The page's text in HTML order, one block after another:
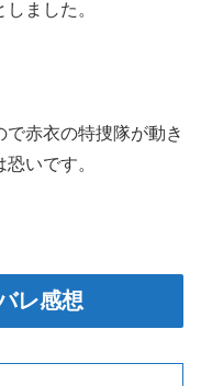
ました。
赤衣の特捜隊が動き
いです。
レ感想